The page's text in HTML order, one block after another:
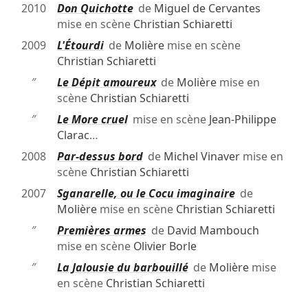
2010
Don Quichottede Miguel de Cervantes
mise en scène Christian Schiaretti
2009
L'Étourdide Molièremise en scène
Christian Schiaretti
″
Le Dépit amoureuxde Molièremise en
scène Christian Schiaretti
″
Le More cruelmise en scène Jean-Philippe
Clarac…
2008
Par-dessus bordde Michel Vinavermise en
scène Christian Schiaretti
2007
Sganarelle, ou le Cocu imaginairede
Molièremise en scène Christian Schiaretti
″
Premières armes de David Mambouch
mise en scène Olivier Borle
″
La Jalousie du barbouilléde Molièremise
en scène Christian Schiaretti